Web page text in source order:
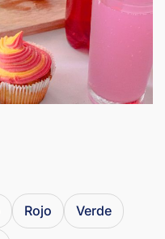
Rojo Verde